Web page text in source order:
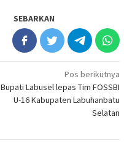
SEBARKAN
Pos berikutnya
Bupati Labusel lepas Tim FOSSBI
U-16 Kabupaten Labuhanbatu
Selatan